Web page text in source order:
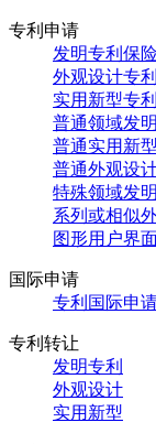
专利申请
发明专利保
外观设计专
实用新型专
普通领域发明
普通实用新型
普通外观设
特殊领域发明
系列或相似
图形用户界
国际申请
专利国际申
专利转让
发明专利
外观设计
实用新型